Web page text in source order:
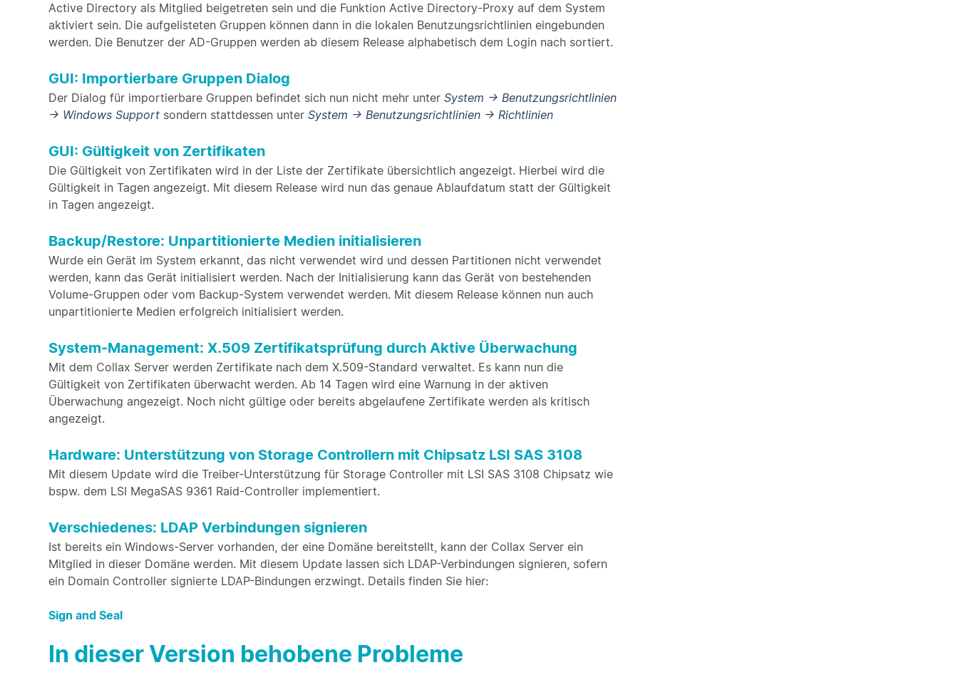
Active Directory als Mitglied beigetreten sein und die Funktion Active Directory-Proxy auf dem System
aktiviert sein. Die aufgelisteten Gruppen können dann in die lokalen Benutzungsrichtlinien eingebunden
werden. Die Benutzer der AD-Gruppen werden ab diesem Release alphabetisch dem Login nach sortiert.
GUI: Importierbare Gruppen Dialog
Der Dialog für importierbare Gruppen befindet sich nun nicht mehr unter System -> Benutzungsrichtlinien
-> Windows Support sondern stattdessen unter System -> Benutzungsrichtlinien -> Richtlinien
GUI: Gültigkeit von Zertifikaten
Die Gültigkeit von Zertifikaten wird in der Liste der Zertifikate übersichtlich angezeigt. Hierbei wird die
Gültigkeit in Tagen angezeigt. Mit diesem Release wird nun das genaue Ablaufdatum statt der Gültigkeit
in Tagen angezeigt.
Backup/Restore: Unpartitionierte Medien initialisieren
Wurde ein Gerät im System erkannt, das nicht verwendet wird und dessen Partitionen nicht verwendet
werden, kann das Gerät initialisiert werden. Nach der Initialisierung kann das Gerät von bestehenden
Volume-Gruppen oder vom Backup-System verwendet werden. Mit diesem Release können nun auch
unpartitionierte Medien erfolgreich initialisiert werden.
System-Management: X.509 Zertifikatsprüfung durch Aktive Überwachung
Mit dem Collax Server werden Zertifikate nach dem X.509-Standard verwaltet. Es kann nun die
Gültigkeit von Zertifikaten überwacht werden. Ab 14 Tagen wird eine Warnung in der aktiven
Überwachung angezeigt. Noch nicht gültige oder bereits abgelaufene Zertifikate werden als kritisch
angezeigt.
Hardware: Unterstützung von Storage Controllern mit Chipsatz LSI SAS 3108
Mit diesem Update wird die Treiber-Unterstützung für Storage Controller mit LSI SAS 3108 Chipsatz wie
bspw. dem LSI MegaSAS 9361 Raid-Controller implementiert.
Verschiedenes: LDAP Verbindungen signieren
Ist bereits ein Windows-Server vorhanden, der eine Domäne bereitstellt, kann der Collax Server ein
Mitglied in dieser Domäne werden. Mit diesem Update lassen sich LDAP-Verbindungen signieren, sofern
ein Domain Controller signierte LDAP-Bindungen erzwingt. Details finden Sie hier:
Sign and Seal
In dieser Version behobene Probleme